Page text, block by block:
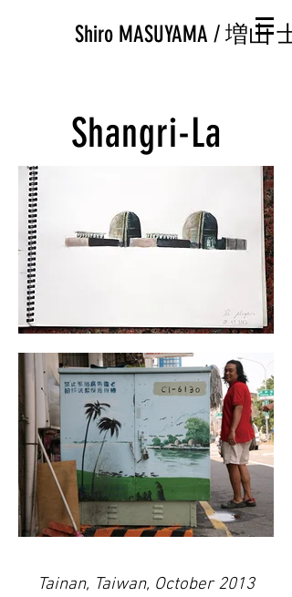
Shiro MASUYAMA / 増山
Shangri-La
Tainan, Taiwan, October 2013